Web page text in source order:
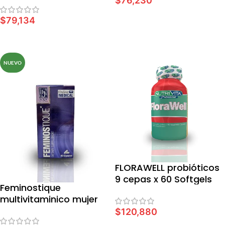
$79,134
NUEVO
Feminostique
multivitaminico mujer
FLORAWELL probióticos
9 cepas x 60 Softgels
$120,880